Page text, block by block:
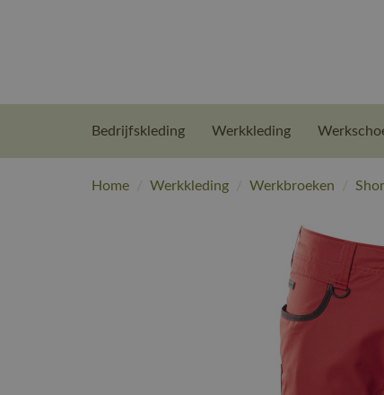
Bedrijfskleding Werkkleding
Home / Werkkleding / Werkbroeken /